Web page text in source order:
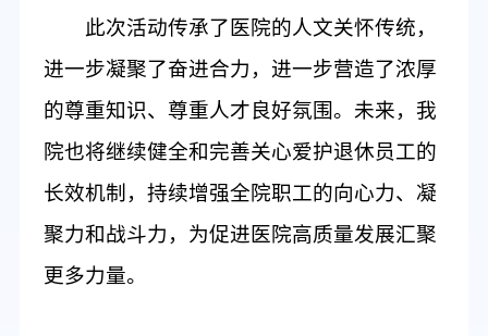
此次活动传承了医院的人文关怀传统，
进一步凝聚了奋进合力，进一步营造了浓厚
的尊重知识、尊重人才 良好氛围。 未来，我
院也将继续健全和完善关心爱护退休员工的
长效机制，持续增强全院职工的向心力、凝
聚力和战斗力， 为促进医院高质量发展汇聚
更多力量。